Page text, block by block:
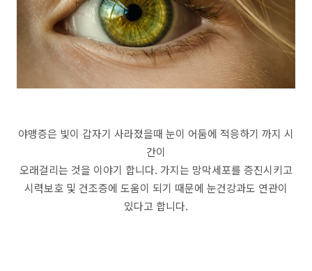
야맹증은 빛이 갑자기 사라졌을때 눈이 어둠에 적응하기 까지 시
간이
오래걸리는 것을 이야기 합니다. 가지는 망막세포를 증진시키고
시력보호 및 건조증에 도움이 되기 때문에 눈건강과도 연관이
있다고 합니다.